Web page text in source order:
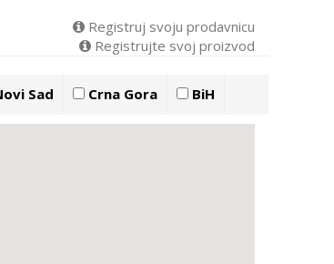
Registruj svoju prodavnicu
Registrujte svoj proizvod
Sad Crna Gora BiH